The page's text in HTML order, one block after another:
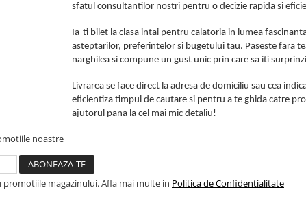
sfatul consultantilor nostri pentru o decizie rapida si
Ia-ti bilet la clasa intai pentru calatoria in lumea
asteptarilor, preferintelor si bugetului tau. Paseste fara
narghilea si compune un gust unic prin care sa iti
Livrarea se face direct la adresa de domiciliu sau cea
eficientiza timpul de cautare si pentru a te ghida catre
ajutorul pana la cel mai mic detaliu!
noastre
promotiile magazinului. Afla mai multe in Politica de Confidentialitate